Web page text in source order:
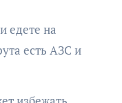
едете на
есть АЗС и